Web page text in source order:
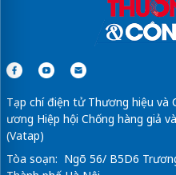
Tạp chí điện tử Thương hiệu và
ương Hiệp hội Chống hàng giả
(Vatap)
Tòa soạn: Ngõ 56/ B5D6